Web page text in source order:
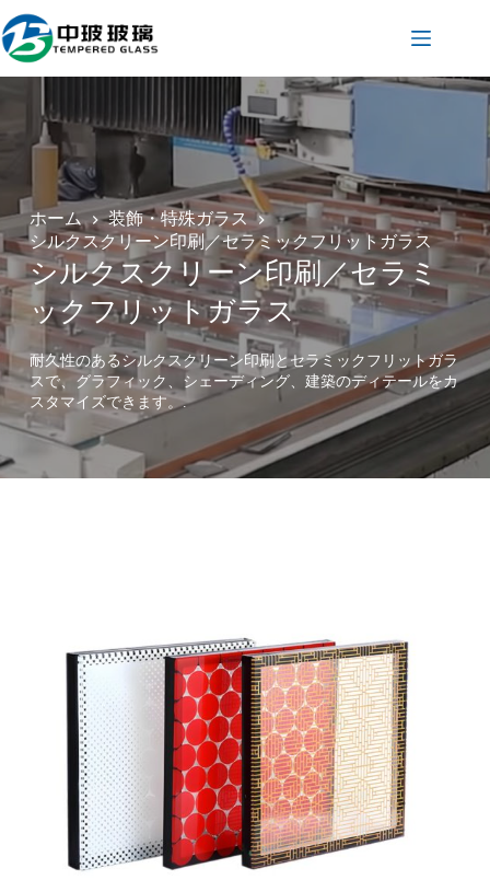
ン
テ
ン
プ
ホーム
装飾・特殊ガラス
シルクスクリーン印刷／セラミックフリットガラス
シルクスクリーン印刷／セラミ
ックフリットガラス
耐久性のあるシルクスクリーン印刷とセラミックフリットガラ
スで、グラフィック、シェーディング、建築のディテールをカ
スタマイズできます。.